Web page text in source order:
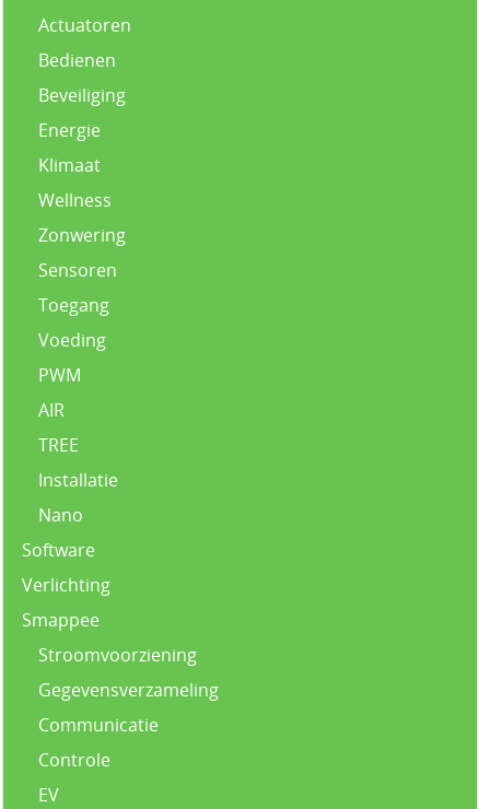
Actuatoren
Bedienen
Beveiliging
Energie
Klimaat
Wellness
Zonwering
Sensoren
Toegang
Voeding
PWM
AIR
TREE
Installatie
Nano
Software
Verlichting
Smappee
Stroomvoorziening
Gegevensverzameling
Communicatie
Controle
EV